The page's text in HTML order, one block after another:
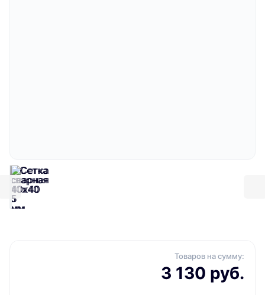
Товаров на сумму:
3 130 руб.